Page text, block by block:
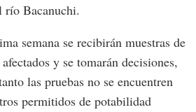
río Bacanuchi.
semana se recibirán muestras de
y se tomarán decisiones,
las pruebas no se encuentren
permitidos de potabilidad